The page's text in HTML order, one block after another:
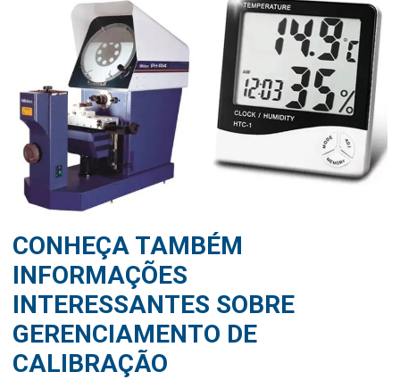
CONHEÇA TAMBÉM
INFORMAÇÕES
INTERESSANTES SOBRE
GERENCIAMENTO DE
CALIBRAÇÃO